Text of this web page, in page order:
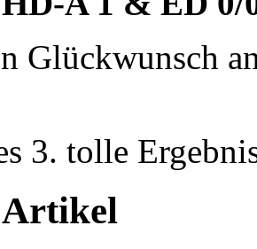
Glückwunsch
3. tolle
Artikel